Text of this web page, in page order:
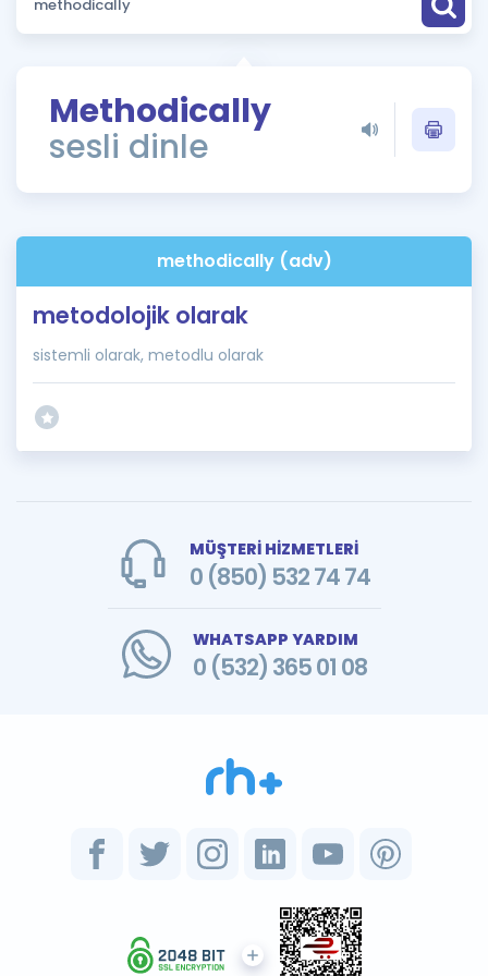
Puan Hesaplama
ÖSYM Sınav Takvimi
Kampanyalar
İngilizce Gramer
Methodically
sesli dinle
methodically (adv)
metodolojik olarak
sistemli olarak, metodlu olarak
MÜŞTERİ HİZMETLERİ
0 (850) 532 74 74
WHATSAPP YARDIM
0 (532) 365 01 08